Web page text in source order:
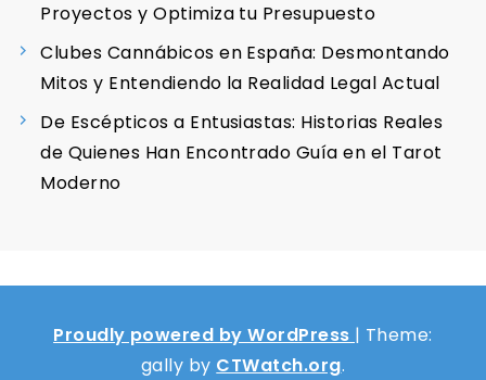
Proyectos y Optimiza tu Presupuesto
Clubes Cannábicos en España: Desmontando
Mitos y Entendiendo la Realidad Legal Actual
De Escépticos a Entusiastas: Historias Reales
de Quienes Han Encontrado Guía en el Tarot
Moderno
Proudly powered by WordPress | Theme:
gally by CTWatch.org.